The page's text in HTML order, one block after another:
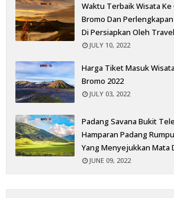
Waktu Terbaik Wisata
Bromo Dan
Di Persiapkan Oleh
JULY 10, 2022
Harga Tiket Masuk
Bromo 2022
JULY 03, 2022
Padang Savana Bukit
Hamparan Padang
Yang Menyejukkan Mata
JUNE 09, 2022